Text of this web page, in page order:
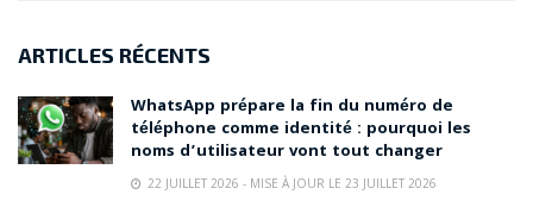
ARTICLES RÉCENTS
WhatsApp prépare la fin du numéro de
téléphone comme identité : pourquoi les
noms d’utilisateur vont tout changer
22 JUILLET 2026 - MISE À JOUR LE 23 JUILLET 2026